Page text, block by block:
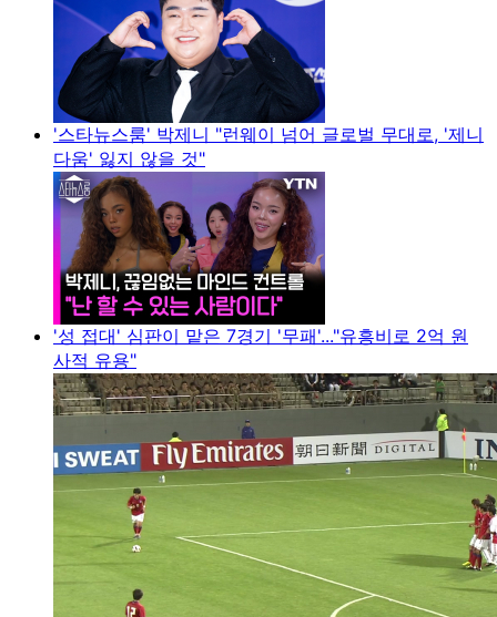
'스타뉴스룸' 박제니 "런웨이 넘어 글로벌 무대로, '제니
다움' 잃지 않을 것"
'성 접대' 심판이 맡은 7경기 '무패'..."유흥비로 2억 원
사적 유용"